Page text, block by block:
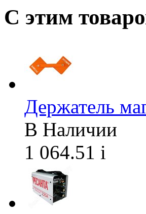
С этим
Держатель
В Наличии
1 064.51 i